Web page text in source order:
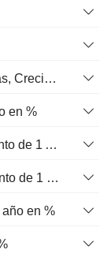
Ganancias de Operaciones Continuas, Crecimiento de 1 Año en %
en %
Ingreso Neto Normalizado, Crecimiento de 1 Año en %
EPS diluido antes de Extra, crecimiento de 1 año %
en %